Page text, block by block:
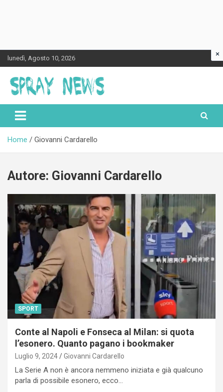
Skip
to
content
lunedì, Agosto 10, 2026
Spraynews.it
Home Giovanni Cardarello
Autore: Giovanni Cardarello
SPORT
Conte al Napoli e Fonseca al Milan: si quota
l’esonero. Quanto pagano i bookmaker
Luglio 9, 2024 Giovanni Cardarello
La Serie A non è ancora nemmeno iniziata e già qualcuno
parla di possibile esonero, ecco…
×